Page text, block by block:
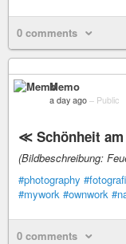
0 comments
Memo
a day ago – Public
≪ Schönheit
(Bildbeschreibung:
#photography
#mywork #ownwork
0 comments